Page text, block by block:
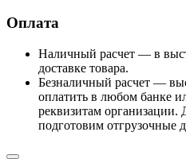
Оплата
Наличный расчет — в
доставке товара.
Безналичный расчет —
оплатить в любом банке
реквизитам
подготовим отгрузочные